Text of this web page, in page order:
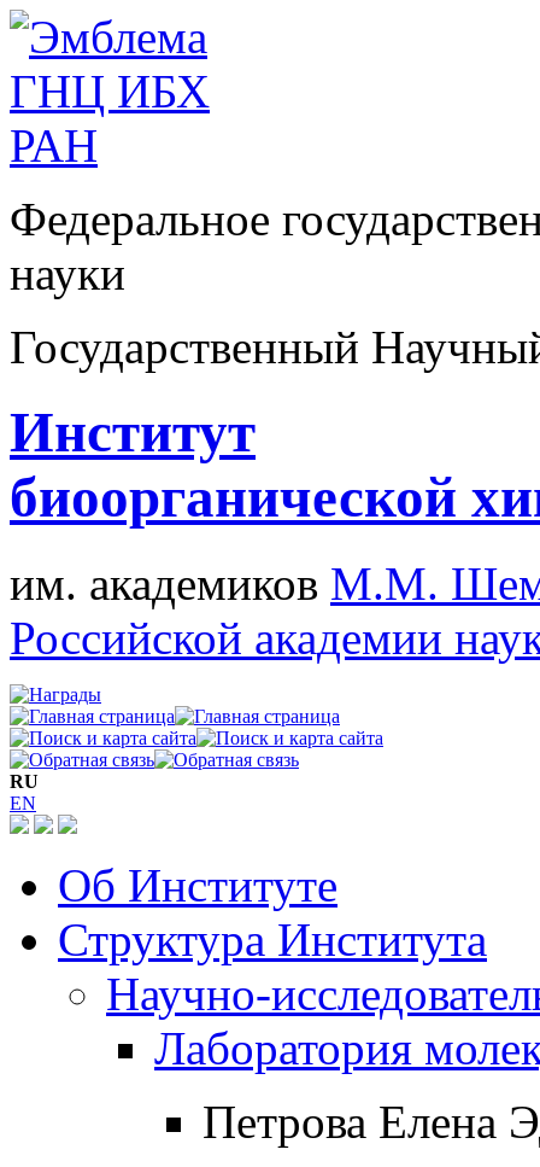
Федеральное
науки
Государственный
Институт
биоорганической
им. академиков М.М.
Российской академии
RU
EN
Об Институте
Структура Института
Научно-
Лаборатория
Петрова Елена